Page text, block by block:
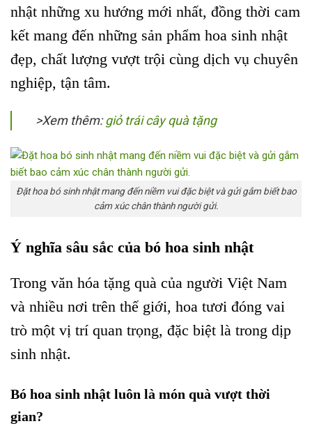
nhật những xu hướng mới nhất, đồng thời cam
kết mang đến những sản phẩm hoa sinh nhật
đẹp, chất lượng vượt trội cùng dịch vụ chuyên
nghiệp, tận tâm.
>Xem thêm:giỏ trái cây quà tặng
Đặt hoa bó sinh nhật mang đến niềm vui đặc biệt và gửi gắm biết bao
cảm xúc chân thành người gửi.
Ý nghĩa sâu sắc của bó hoa sinh nhật
Trong văn hóa tặng quà của người Việt Nam
và nhiều nơi trên thế giới, hoa tươi đóng vai
trò một vị trí quan trọng, đặc biệt là trong dịp
sinh nhật.
Bó hoa sinh nhật luôn là món quà vượt thời
gian?